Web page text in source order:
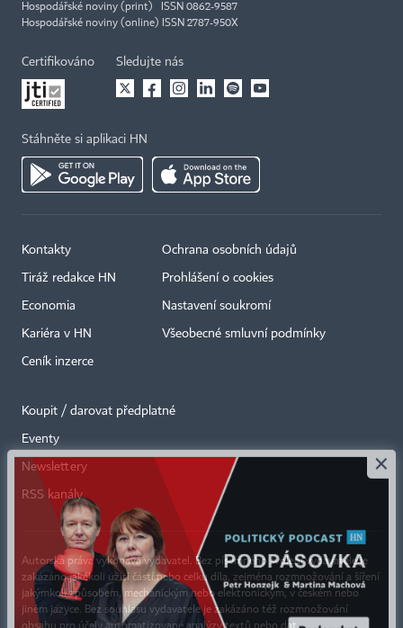
Hospodářské noviny (print) ISSN 0862-9587
Hospodářské noviny (online) ISSN 2787-950X
Certifikováno Sledujte nás
Stáhněte si aplikaci HN
Kontakty
Tiráž redakce HN
Economia
Kariéra v HN
Ceník inzerce
Ochrana osobních údajů
Prohlášení o cookies
Nastavení soukromí
Všeobecné smluvní podmínky
Koupit / darovat předplatné
Eventy
Newslettery
RSS kanály
Autorská práva vykonává vydavatel. Bez písemného svolení vydavatele je
zakázáno jakékoli užití částí nebo celku díla, zejména rozmnožování a šíření
jakýmkoli způsobem, mechanickým nebo elektronickým, v českém nebo
jiném jazyce. Bez souhlasu vydavatele je zakázáno též rozmnožování
×